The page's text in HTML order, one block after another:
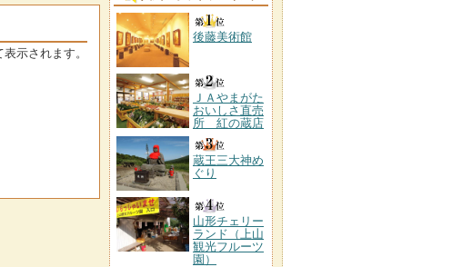
示されます。
後藤美術館
ＪＡやまがた
おいしさ直売
所 紅の蔵店
蔵王三大神め
ぐり
山形チェリー
ランド（上山
観光フルーツ
園）